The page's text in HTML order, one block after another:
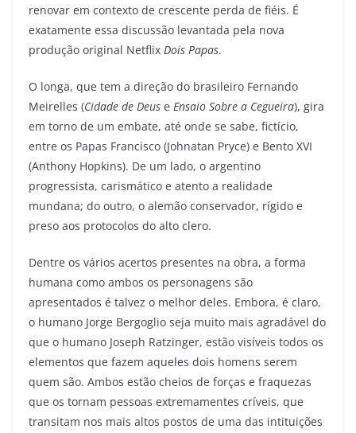
renovar em contexto de crescente perda de fiéis. É
exatamente essa discussão levantada pela nova
produção original Netflix Dois Papas.
O longa, que tem a direção do brasileiro Fernando
Meirelles (Cidade de Deus e Ensaio Sobre a Cegueira), gira
em torno de um embate, até onde se sabe, fictício,
entre os Papas Francisco (Johnatan Pryce) e Bento XVI
(Anthony Hopkins). De um lado, o argentino
progressista, carismático e atento a realidade
mundana; do outro, o alemão conservador, rígido e
preso aos protocolos do alto clero.
Dentre os vários acertos presentes na obra, a forma
humana como ambos os personagens são
apresentados é talvez o melhor deles. Embora, é claro,
o humano Jorge Bergoglio seja muito mais agradável do
que o humano Joseph Ratzinger, estão visíveis todos os
elementos que fazem aqueles dois homens serem
quem são. Ambos estão cheios de forças e fraquezas
que os tornam pessoas extremamentes críveis, que
transitam nos mais altos postos de uma das intituições